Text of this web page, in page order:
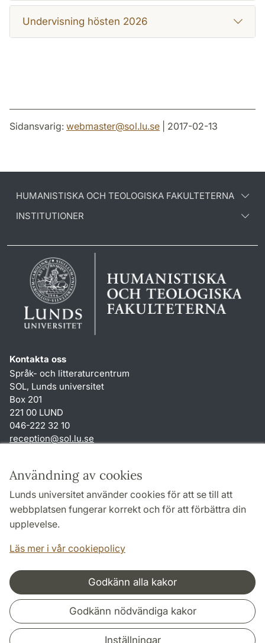
Användning av cookies
Lunds universitet använder cookies för att se till att
webbplatsen fungerar korrekt och för att förbättra din
upplevelse.
Läs mer i vår cookiepolicy
Godkänn alla kakor
Godkänn nödvändiga kakor
Inställningar
Undervisning hösten 2026
Sidansvarig: webmaster@sol.lu.se | 2017-02-13
HUMANISTISKA OCH TEOLOGISKA FAKULTETERNA
INSTITUTIONER
Kontakta oss
Språk- och litteraturcentrum
SOL, Lunds universitet
Box 201
221 00 LUND
046-222 32 10
reception@sol.lu.se
Genvägar
Om webbplatsen och cookies
Behandling av personuppgifter
Tillgänglighetsredogörelse
Samarbeten och nätverk